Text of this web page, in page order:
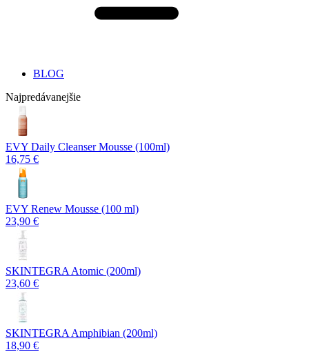
BLOG
Najpredávanejšie
EVY Daily Cleanser Mousse (100ml)
16,75 €
EVY Renew Mousse (100 ml)
23,90 €
SKINTEGRA Atomic (200ml)
23,60 €
SKINTEGRA Amphibian (200ml)
18,90 €